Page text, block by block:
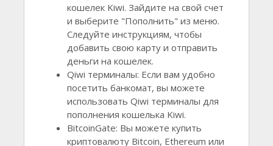
кошелек Kiwi. Зайдите на свой счет
и выберите "Пополнить" из меню.
Следуйте инструкциям, чтобы
добавить свою карту и отправить
деньги на кошелек.
Qiwi терминалы: Если вам удобно
посетить банкомат, вы можете
использовать Qiwi терминалы для
пополнения кошелька Kiwi.
BitcoinGate: Вы можете купить
криптовалюту Bitcoin, Ethereum или